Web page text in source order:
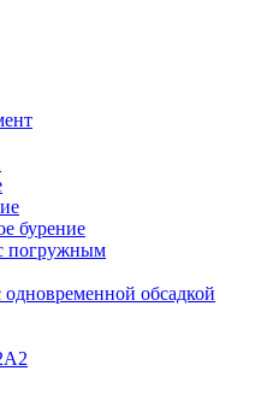
бурение
погружным
обсадкой